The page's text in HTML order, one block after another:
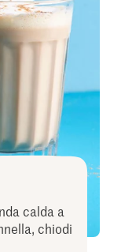
calda a
chiodi